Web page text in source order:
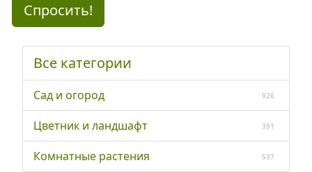
Спросить!
Все категории
Сад и огород 926
Цветник и ландшафт 391
Комнатные растения 537